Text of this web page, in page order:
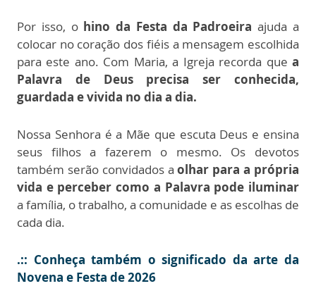
Por isso, o hino da Festa da Padroeira ajuda a
colocar no coração dos fiéis a mensagem escolhida
para este ano. Com Maria, a Igreja recorda que a
Palavra de Deus precisa ser conhecida,
guardada e vivida no dia a dia.
Nossa Senhora é a Mãe que escuta Deus e ensina
seus filhos a fazerem o mesmo. Os devotos
também serão convidados aolhar para a própria
vida e perceber como a Palavra pode iluminar
a família, o trabalho, a comunidade e as escolhas de
cada dia.
.:: Conheça também o significado da arte da
Novena e Festa de 2026